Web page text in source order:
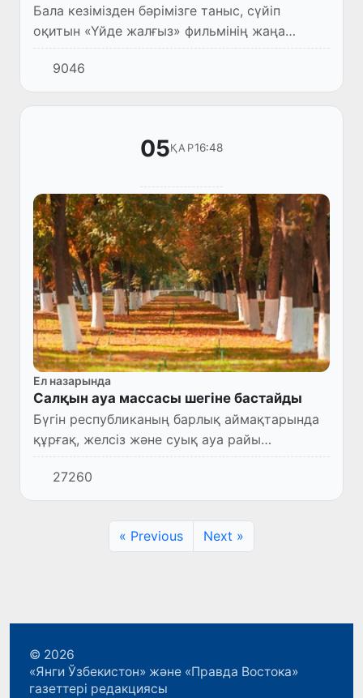
Бала кезімізден бәрімізге таныс, сүйіп
оқитын «Үйде жалғыз» фильмінің жаңа
нұсқасының тизері жарияланды.
9046
05ҚАР16:48
Ел назарында
Салқын ауа массасы шегіне бастайды
Бүгін республиканың барлық аймақтарында
құрғақ, желсіз және суық ауа райы
сақталады.
27260
« Previous Next »
© 2026
«Янги Ўзбекистон» және «Правда Востока»
газеттері редакциясы